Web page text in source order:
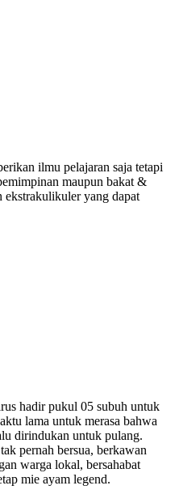
ilmu pelajaran saja tetapi
maupun bakat &
ekstrakulikuler yang dapat
hadir pukul 05 subuh untuk
lama untuk merasa bahwa
dirindukan untuk pulang.
pernah bersua, berkawan
warga lokal, bersahabat
mie ayam legend.